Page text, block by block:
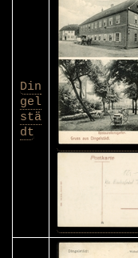
Din
gel
stä
dt